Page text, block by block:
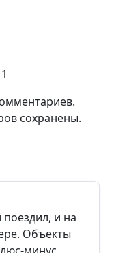
сохранены.
и на
Объекты